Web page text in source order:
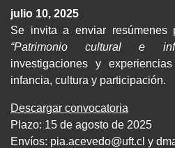
julio 10, 2025
Se invita a enviar resúmenes
“Patrimonio cultural e
investigaciones y
infancia, cultura y participación.
Descargar convocatoria
Plazo: 15 de agosto de 2025
Envíos: pia.acevedo@uft.cl y